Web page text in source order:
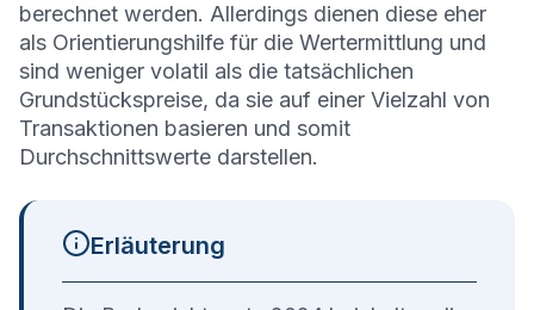
berechnet werden. Allerdings dienen diese eher
als Orientierungshilfe für die Wertermittlung und
sind weniger volatil als die tatsächlichen
Grundstückspreise, da sie auf einer Vielzahl von
Transaktionen basieren und somit
Durchschnittswerte darstellen.
Erläuterung